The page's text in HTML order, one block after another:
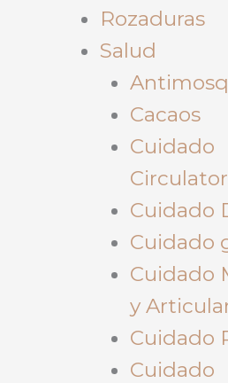
Rozaduras
Salud
Cacaos
Cuidado
Cuidado
Cuidado
Cuidado
y
Cuidado
Cuidado